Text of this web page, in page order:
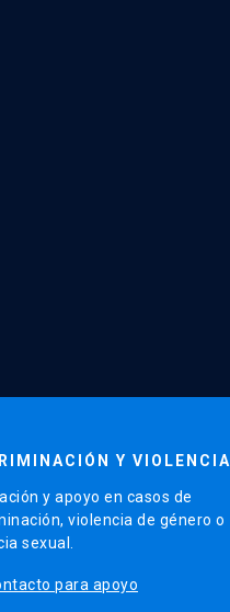
Y VIOLENCIA
y apoyo en casos de
violencia de género o
sexual.
para apoyo